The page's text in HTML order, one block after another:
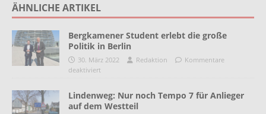
ÄHNLICHE ARTIKEL
Bergkamener Student erlebt die große
Politik in Berlin
30. März 2022 Redaktion
Kommentare
deaktiviert
Lindenweg: Nur noch Tempo 7 für Anlieger
auf dem Westteil